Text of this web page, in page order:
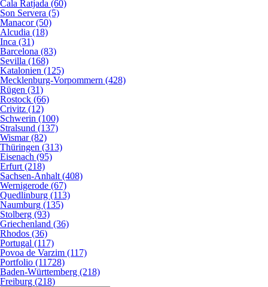
Cala Ratjada (60)
Son Servera (5)
Manacor (50)
Alcudia (18)
Inca (31)
Barcelona (83)
Sevilla (168)
Katalonien (125)
Mecklenburg-Vorpommern (428)
Rügen (31)
Rostock (66)
Crivitz (12)
Schwerin (100)
Stralsund (137)
Wismar (82)
Thüringen (313)
Eisenach (95)
Erfurt (218)
Sachsen-Anhalt (408)
Wernigerode (67)
Quedlinburg (113)
Naumburg (135)
Stolberg (93)
Griechenland (36)
Rhodos (36)
Portugal (117)
Povoa de Varzim (117)
Portfolio (11728)
Baden-Württemberg (218)
Freiburg (218)